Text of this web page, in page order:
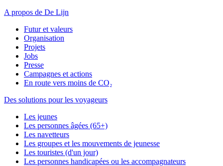
A propos de De Lijn
Futur et valeurs
Organisation
Projets
Jobs
Presse
Campagnes et actions
En route vers moins de CO₂
Des solutions pour les voyageurs
Les jeunes
Les personnes âgées (65+)
Les navetteurs
Les groupes et les mouvements de jeunesse
Les touristes (d'un jour)
Les personnes handicapées ou les accompagnateurs